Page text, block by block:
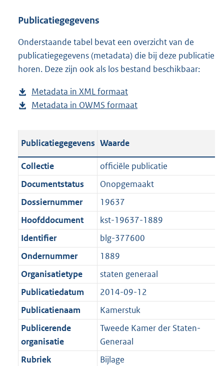
w
l
o
a
p
u
l
c
t
i
e
n
f
o
r
m
a
a
t
s
a
n
d
g
r
o
t
:
9
2
0
K
b
Publicatiegegevens
Onderstaande tabel bevat een overzicht van de
publicatiegegevens (metadata) die bij deze publicatie
horen. Deze zijn ook als los bestand beschikbaar:
Metadata in XML formaat
e
a
n
d
s
r
o
o
t
e
:
1
K
b
Metadata in OWMS formaat
a
n
d
g
r
o
t
t
e
:
1
K
b
Publicatiegegevens Waarde
Collectie
officiële publicatie
Documentstatus
Onopgemaakt
Dossiernummer
19637
Hoofddocument
kst-19637-1889
Identifier
blg-377600
Ondernummer
1889
Organisatietype
staten generaal
Publicatiedatum
2014-09-12
Publicatienaam
Kamerstuk
Publicerende
organisatie
Tweede Kamer der Staten-
Generaal
Rubriek
Bijlage